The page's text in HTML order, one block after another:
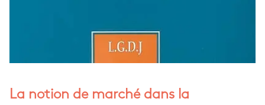
La notion de marché dans la